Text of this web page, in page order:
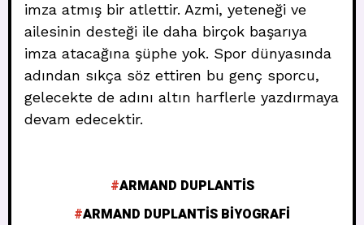
imza atmış bir atlettir. Azmi, yeteneği ve
ailesinin desteği ile daha birçok başarıya
imza atacağına şüphe yok. Spor dünyasında
adından sıkça söz ettiren bu genç sporcu,
gelecekte de adını altın harflerle yazdırmaya
devam edecektir.
ARMAND DUPLANTIS
ARMAND DUPLANTIS BIYOGRAFI